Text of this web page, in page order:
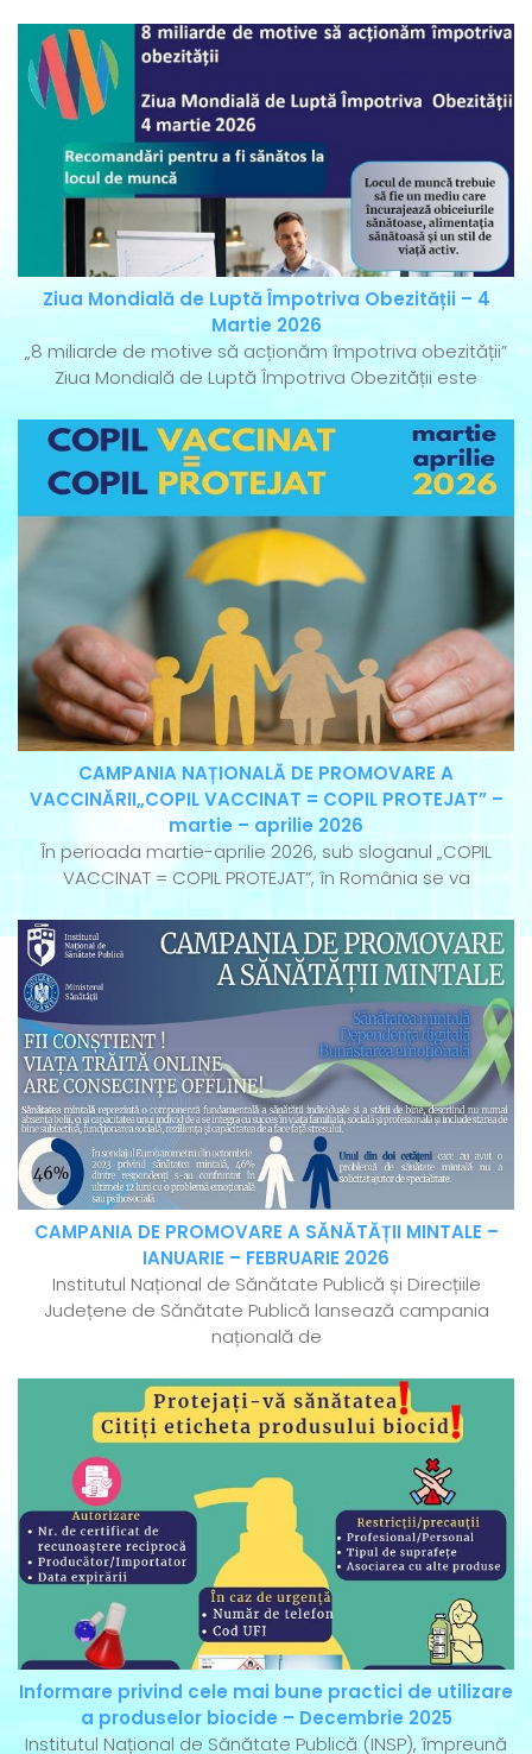
Ziua Mondială de Luptă Împotriva Obezității – 4
Martie 2026
„8 miliarde de motive să acționăm împotriva obezității”
Ziua Mondială de Luptă Împotriva Obezității este
CAMPANIA NAȚIONALĂ DE PROMOVARE A
VACCINĂRII„COPIL VACCINAT = COPIL PROTEJAT” –
martie – aprilie 2026
În perioada martie-aprilie 2026, sub sloganul „COPIL
VACCINAT = COPIL PROTEJAT”, în România se va
CAMPANIA DE PROMOVARE A SĂNĂTĂȚII MINTALE –
IANUARIE – FEBRUARIE 2026
Institutul Național de Sănătate Publică și Direcțiile
Județene de Sănătate Publică lansează campania
națională de
Informare privind cele mai bune practici de utilizare
a produselor biocide – Decembrie 2025
Institutul Național de Sănătate Publică (INSP), împreună